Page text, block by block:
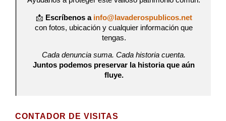
📩 Escríbenos a info@lavaderospublicos.net
con fotos, ubicación y cualquier información que
tengas.
Cada denuncia suma. Cada historia cuenta.
Juntos podemos preservar la historia que aún
fluye.
CONTADOR DE VISITAS